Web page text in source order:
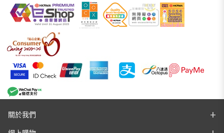
關於我們